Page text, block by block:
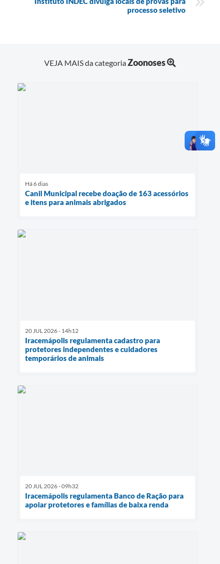
processo seletivo
VEJA MAIS da categoriaZoonoses
Há 6 dias
Canil Municipal recebe doação de 163 acessórios
e itens para animais abrigados
20 JUL 2026 - 14h12
Iracemápolis regulamenta cadastro para
protetores independentes e cuidadores
temporários de animais
20 JUL 2026 - 09h32
Iracemápolis regulamenta Banco de Ração para
apoiar protetores e famílias de baixa renda